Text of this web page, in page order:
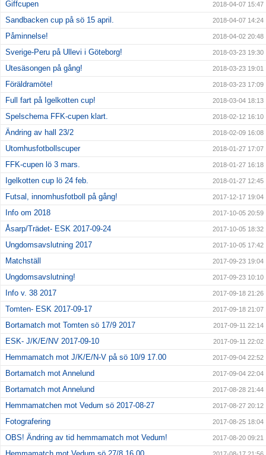
Giffcupen 2018-04-07 15:47
Sandbacken cup på sö 15 april. 2018-04-07 14:24
Påminnelse! 2018-04-02 20:48
Sverige-Peru på Ullevi i Göteborg! 2018-03-23 19:30
Utesäsongen på gång! 2018-03-23 19:01
Föräldramöte! 2018-03-23 17:09
Full fart på Igelkotten cup! 2018-03-04 18:13
Spelschema FFK-cupen klart. 2018-02-12 16:10
Ändring av hall 23/2 2018-02-09 16:08
Utomhusfotbollscuper 2018-01-27 17:07
FFK-cupen lö 3 mars. 2018-01-27 16:18
Igelkotten cup lö 24 feb. 2018-01-27 12:45
Futsal, innomhusfotboll på gång! 2017-12-17 19:04
Info om 2018 2017-10-05 20:59
Åsarp/Trädet- ESK 2017-09-24 2017-10-05 18:32
Ungdomsavslutning 2017 2017-10-05 17:42
Matchställ 2017-09-23 19:04
Ungdomsavslutning! 2017-09-23 10:10
Info v. 38 2017 2017-09-18 21:26
Tomten- ESK 2017-09-17 2017-09-18 21:07
Bortamatch mot Tomten sö 17/9 2017 2017-09-11 22:14
ESK- J/K/E/NV 2017-09-10 2017-09-11 22:02
Hemmamatch mot J/K/E/N-V på sö 10/9 17.00 2017-09-04 22:52
Bortamatch mot Annelund 2017-09-04 22:04
Bortamatch mot Annelund 2017-08-28 21:44
Hemmamatchen mot Vedum sö 2017-08-27 2017-08-27 20:12
Fotografering 2017-08-25 18:04
OBS! Ändring av tid hemmamatch mot Vedum! 2017-08-20 09:21